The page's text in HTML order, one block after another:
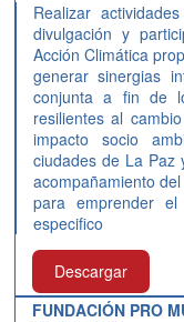
Realizar
divulgación y
Acción Climática
generar sinergias
conjunta a fin de
resilientes al
impacto socio
ciudades de La Paz
acompañamiento
para emprender
especifico
Descargar
FUNDACIÓN PRO